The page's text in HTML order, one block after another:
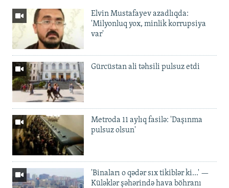
Elvin Mustafayev azadlıqda:
'Milyonluq yox, minlik korrupsiya
var'
Gürcüstan ali təhsili pulsuz etdi
Metroda 11 aylıq fasilə: 'Daşınma
pulsuz olsun'
'Binaları o qədər sıx tikiblər ki...' —
Küləklər şəhərində hava böhranı